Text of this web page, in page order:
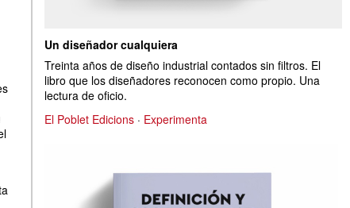
Un diseñador cualquiera
Treinta años de diseño industrial contados sin filtros. El
libro que los diseñadores reconocen como propio. Una
lectura de oficio.
El Poblet Edicions · Experimenta